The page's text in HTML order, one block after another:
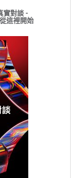
實對談 -
這裡開始